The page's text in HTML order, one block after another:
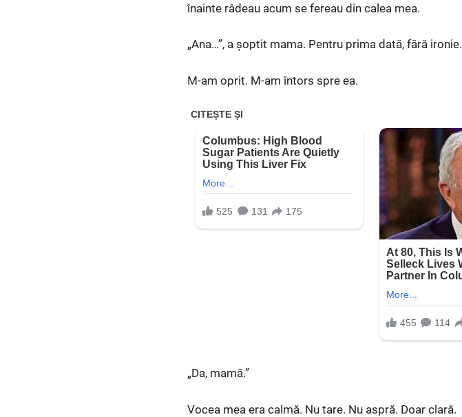
înainte râdeau acum se fereau din calea mea.
„Ana…”, a șoptit mama. Pentru prima dată, fără ironie.
M-am oprit. M-am întors spre ea.
„Da, mamă.”
Vocea mea era calmă. Nu tare. Nu aspră. Doar clară.